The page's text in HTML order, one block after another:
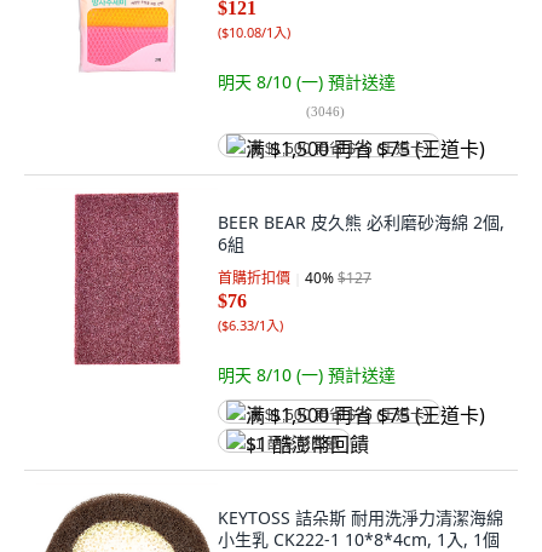
$121
($10.08/1入)
明天 8/10 (一) 預計送達
(3046)
满 $1,500 再省 $75 (王道卡)
BEER BEAR 皮久熊 必利磨砂海綿 2個,
6組
首購折扣價 40%$127
$76
($6.33/1入)
明天 8/10 (一) 預計送達
满 $1,500 再省 $75 (王道卡)
$1 酷澎幣回饋
KEYTOSS 詰朵斯 耐用洗淨力清潔海綿
小生乳 CK222-1 10*8*4cm, 1入, 1個